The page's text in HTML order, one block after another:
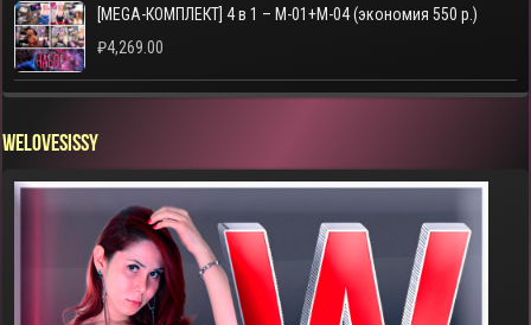
[MEGA-КОМПЛЕКТ] 4 в 1 – M-01+M-04 (экономия 550 р.)
₽4,269.00
WELOVESISSY